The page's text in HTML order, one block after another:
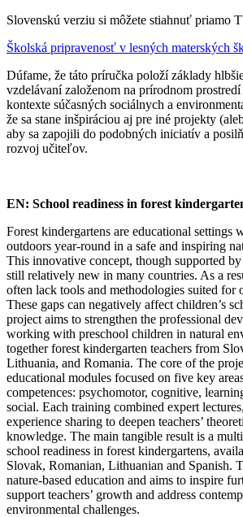
Slovenskú verziu si môžete stiahnuť priamo
Školská pripravenosť v lesných materských
Dúfame, že táto príručka položí základy
vzdelávaní založenom na prírodnom
kontexte súčasných sociálnych a
že sa stane inšpiráciou aj pre iné projekty
aby sa zapojili do podobných iniciatív a
rozvoj učiteľov.
EN: School readiness in forest
Forest kindergartens are educational settings
outdoors year-round in a safe and inspiring
This innovative concept, though supported
still relatively new in many countries. As a
often lack tools and methodologies suited for
These gaps can negatively affect children’s
project aims to strengthen the professional
working with preschool children in natural
together forest kindergarten teachers from
Lithuania, and Romania. The core of the
educational modules focused on five key
competences: psychomotor, cognitive,
social. Each training combined expert
experience sharing to deepen teachers’
knowledge. The main tangible result is a
school readiness in forest kindergartens,
Slovak, Romanian, Lithuanian and Spanish.
nature-based education and aims to inspire
support teachers’ growth and address
environmental challenges.